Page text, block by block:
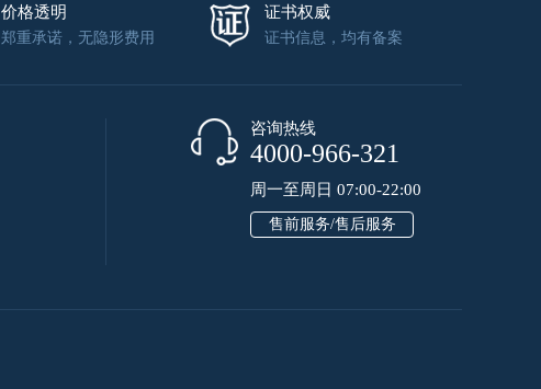
价格透明
郑重承诺，无隐形费用
证书权威
证书信息，均有备案
咨询热线
4000-966-321
周一至周日 07:00-22:00
售前服务/售后服务